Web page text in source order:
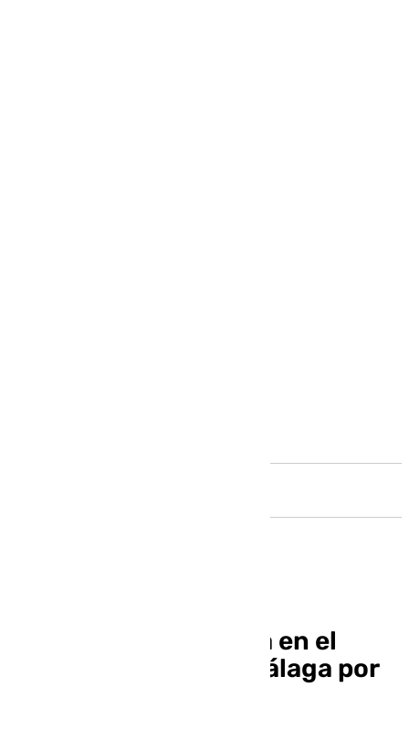
Alfonso Herrero, baja en el
entrenamiento del Málaga por